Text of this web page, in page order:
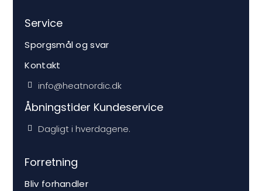
Service
Sporgsmål og svar
Kontakt
info@heatnordic.dk
Åbningstider Kundeservice
Dagligt i hverdagene.
Forretning
Bliv forhandler